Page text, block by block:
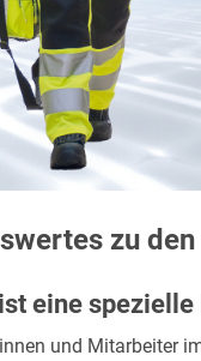
zu
eine
und Mitarbeiter